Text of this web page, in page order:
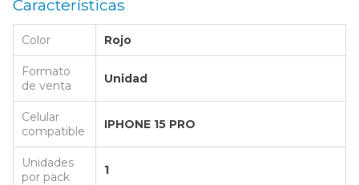
Características
Color Rojo
Formato
de venta
Unidad
Celular
compatible
IPHONE 15 PRO
Unidades
por pack
1